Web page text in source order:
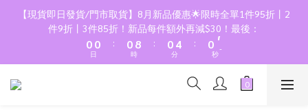
【現貨即日發貨/門市取貨】8月新品優惠🌟限時全單1件95折丨2
件9折丨3件85折！新品每件額外再減$30！最後：
2
1
0
2
1
0
日
:
2
1
0
9
8
7
時
:
2
1
0
6
5
4
3
分
:
2
1
0
8
7
6
5
4
3
秒